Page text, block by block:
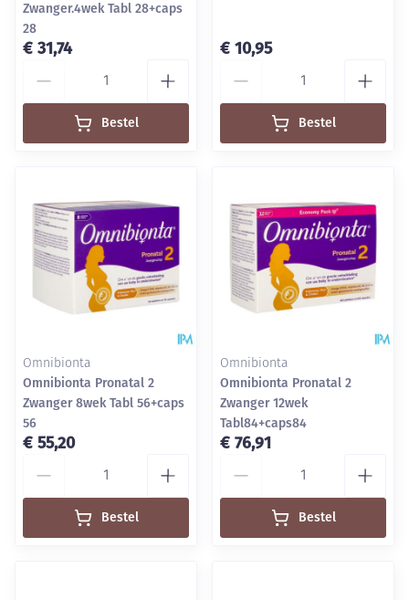
Zwanger.4wek Tabl 28+caps
28
€ 31,74
Bestel
€ 10,95
Bestel
Omnibionta
Omnibionta Pronatal 2
Zwanger 8wek Tabl 56+caps
56
€ 55,20
Bestel
Omnibionta
Omnibionta Pronatal 2
Zwanger 12wek
Tabl84+caps84
€ 76,91
Bestel